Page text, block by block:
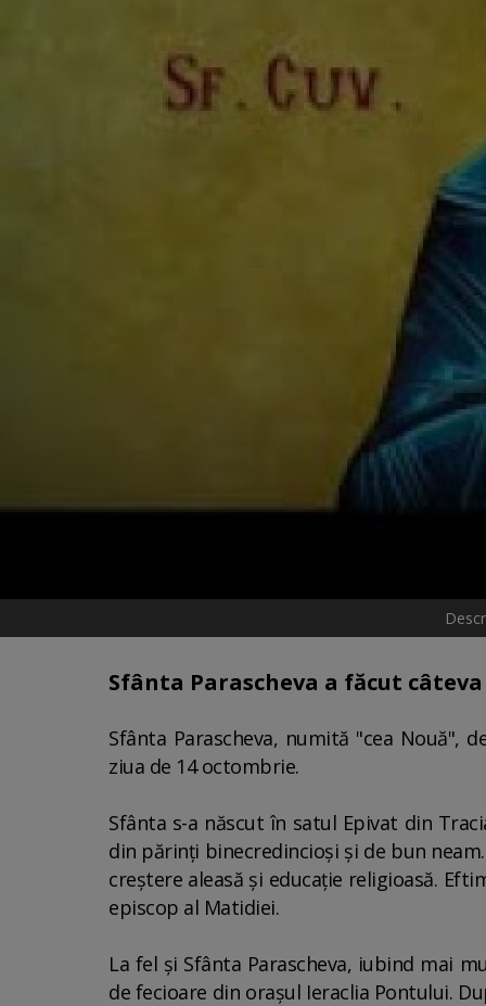
Sfânta Parascheva a făcut
Sfânta Parascheva, numită "cea Nouă",
ziua de 14 octombrie.
Sfânta s-a născut în satul Epivat din
din părinţi binecredincioşi şi de bun
creştere aleasă şi educaţie religioasă.
episcop al Matidiei.
La fel şi Sfânta Parascheva, iubind mai
de fecioare din oraşul Ieraclia Pontului.